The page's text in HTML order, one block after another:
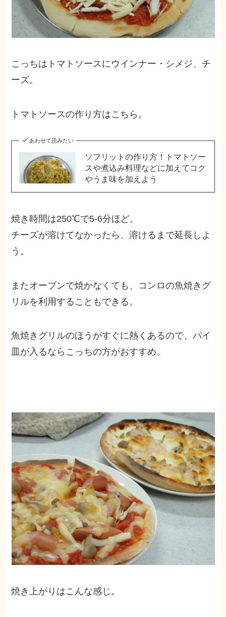
こっちはトマトソースにウインナー・シメジ、チ
ーズ。
トマトソースの作り方はこちら。
あわせて読みたい
ソフリットの作り方！トマトソー
スや煮込み料理などに加えてコク
やうま味を加えよう
焼き時間は250℃で5-6分ほど。
チーズが溶けてなかったら、溶けるまで延長しよ
う。
またオーブンで焼かなくても、コンロの魚焼きグ
リルを利用することもできる。
魚焼きグリルのほうがすぐに熱くあるので、パイ
皿が入るならこっちの方がおすすめ。
焼き上がりはこんな感じ。